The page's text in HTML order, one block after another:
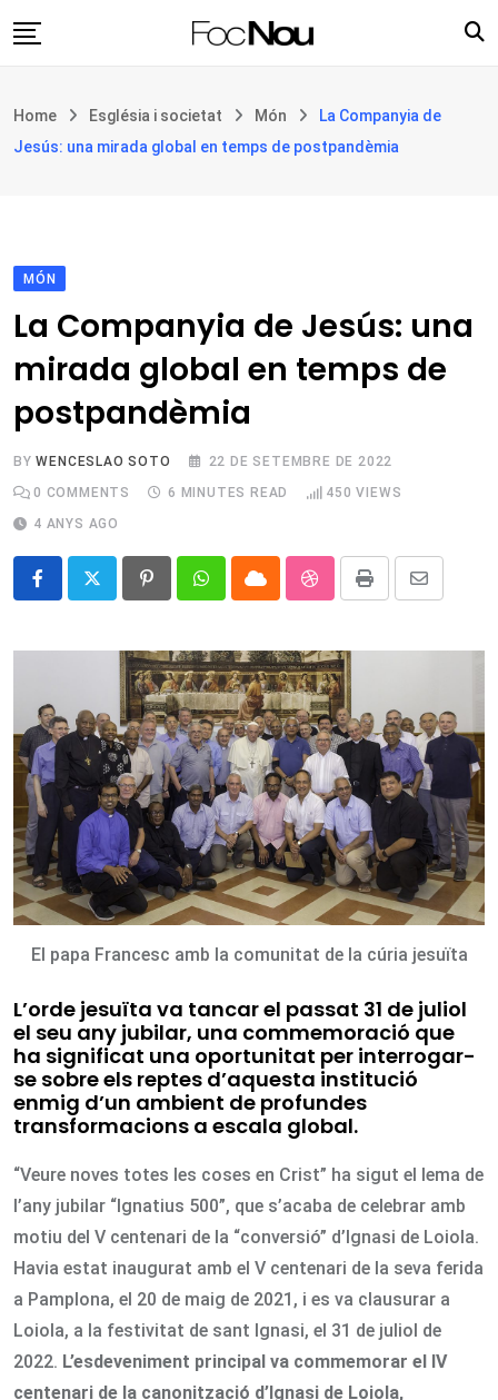
to
Filosofia i teologia
Botiga
Home Església i societat Món
La Companyia de
Jesús: una mirada global en temps de postpandèmia
MÓN
La Companyia de Jesús: una
mirada global en temps de
postpandèmia
BYWENCESLAO SOTO
22 DE SETEMBRE DE 2022
0 COMMENTS 6 MINUTES READ 450 VIEWS
4 ANYS AGO
PinterestWhatsappCloud StumbleUpon
Print
Share
Email
El papa Francesc amb la comunitat de la cúria jesuïta
L’orde jesuïta va tancar el passat 31 de juliol
el seu any jubilar, una commemoració que
ha significat una oportunitat per interrogar-
se sobre els reptes d’aquesta institució
enmig d’un ambient de profundes
transformacions a escala global.
“Veure noves totes les coses en Crist” ha sigut el lema de
l’any jubilar “Ignatius 500”, que s’acaba de celebrar amb
motiu del V centenari de la “conversió” d’Ignasi de Loiola.
Havia estat inaugurat amb el V centenari de la seva ferida
a Pamplona, el 20 de maig de 2021, i es va clausurar a
Loiola, a la festivitat de sant Ignasi, el 31 de juliol de
2022. L’esdeveniment principal va commemorar el IV
centenari de la canonització d’Ignasi de Loiola,